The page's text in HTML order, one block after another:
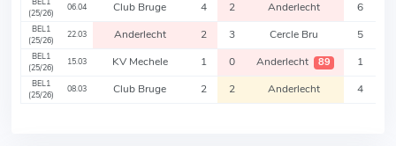
(25/26)
06.04 Club Bruge 4 2 Anderlecht 6
BEL1
(25/26)
22.03 Anderlecht 2 3 Cercle Bru 5
BEL1
(25/26)
15.03 KV Mechele 1 0 Anderlecht 89 1
BEL1
(25/26)
08.03 Club Bruge 2 2 Anderlecht 4